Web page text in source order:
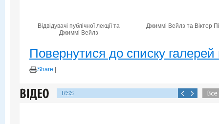
Відвідувачі публічної лекції та
Джиммі Вейлз
Джиммі Вейлз та Віктор
Повернутися до списку галерей
Share
RSS